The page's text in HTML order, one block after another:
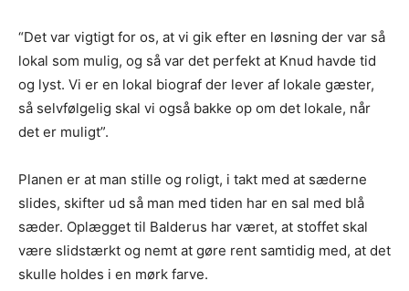
“Det var vigtigt for os, at vi gik efter en løsning der var så
lokal som mulig, og så var det perfekt at Knud havde tid
og lyst. Vi er en lokal biograf der lever af lokale gæster,
så selvfølgelig skal vi også bakke op om det lokale, når
det er muligt”.
Planen er at man stille og roligt, i takt med at sæderne
slides, skifter ud så man med tiden har en sal med blå
sæder. Oplægget til Balderus har været, at stoffet skal
være slidstærkt og nemt at gøre rent samtidig med, at det
skulle holdes i en mørk farve.